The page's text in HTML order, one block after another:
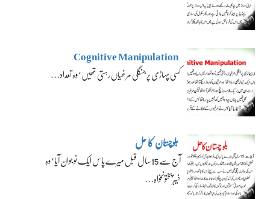
Cognitive Manipulation
کسی پہاڑی پر جنگلی مرغیاں رہتی تھیں‘ وہ تعداد…
بلوچستان کا حل
آج سے 15 سال قبل میرے پاس ایک نوجوان آیا‘ وہ
خیبرپختونخواہ…